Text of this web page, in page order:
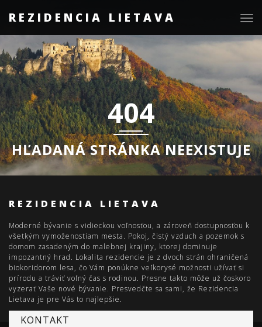
REZIDENCIA LIETAVA
404
HĽADANÁ STRÁNKA NEEXISTUJE
REZIDENCIA LIETAVA
Moderné bývanie s vidieckou voľnosťou, a zároveň dostupnosťou k
všetkým vymoženostiam mesta. Pokoj, čistý vzduch a pozemok s
domom zasadeným do malebnej krajiny, ktorej dominuje
impozantný hrad. Lokalita rezidencie je z dvoch strán ohraničená
biokoridorom lesa, čo Vám ponúkne veľkorysé možnosti užívať si
prírodu a tráviť voľný čas s rodinou. Presne takto môže už čoskoro
vyzerať Vaše nové bývanie. Presvedčte sa sami, že Rezidencia
Lietava je pre Vás to najlepšie.
KONTAKT